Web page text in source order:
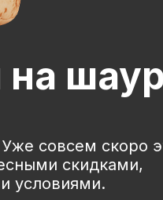
на
совсем скоро
скидками,
условиями.